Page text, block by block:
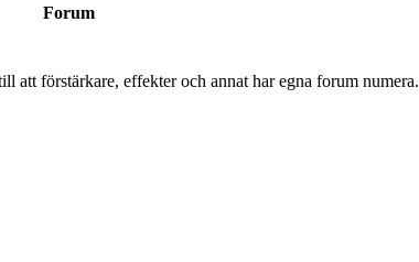
Forum
att förstärkare, effekter och annat har egna forum numera.